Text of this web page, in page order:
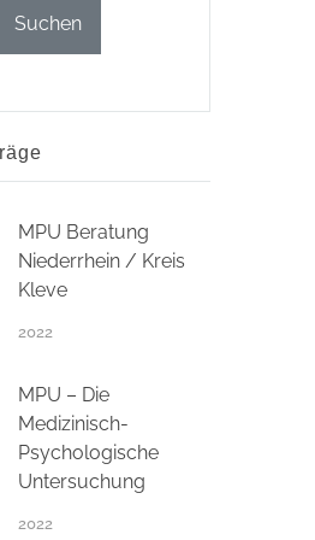
MPU Beratung
Niederrhein / Kreis
Kleve
2022
MPU – Die
Medizinisch-
Psychologische
Untersuchung
2022